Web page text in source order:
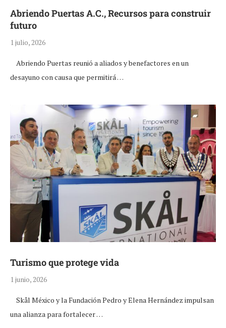
Abriendo Puertas A.C., Recursos para construir
futuro
1 julio, 2026
Abriendo Puertas reunió a aliados y benefactores en un
desayuno con causa que permitirá …
Turismo que protege vida
1 junio, 2026
Skål México y la Fundación Pedro y Elena Hernández impulsan
una alianza para fortalecer …